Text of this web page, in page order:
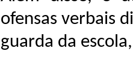
ofensas verbais
guarda da